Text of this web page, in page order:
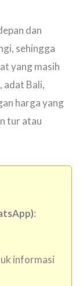
dan
sehingga
yang masih
adat Bali,
harga yang
tur atau
:
informasi